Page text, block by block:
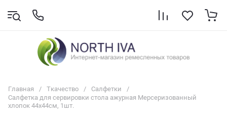
Главная / Ткачество / Салфетки
/
Салфетка для сервировки стола ажурная Мерсеризованный
хлопок 44x44см, 1шт.